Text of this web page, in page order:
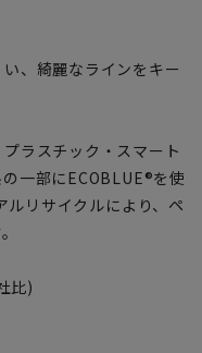
、綺麗なラインをキー
ラスチック・スマート
一部にECOBLUE®を使
ルリサイクルにより、ペ
比)